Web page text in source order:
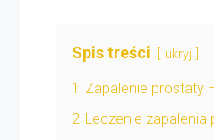
Spis treści ukryj
1 Zapalenie prostaty
2 Leczenie